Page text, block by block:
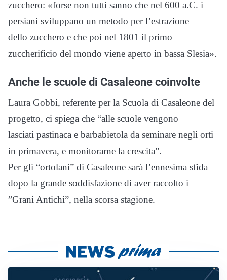
zucchero: «forse non tutti sanno che nel 600 a.C. i
persiani sviluppano un metodo per l’estrazione
dello zucchero e che poi nel 1801 il primo
zuccherificio del mondo viene aperto in bassa Slesia».
Anche le scuole di Casaleone coinvolte
Laura Gobbi, referente per la Scuola di Casaleone del
progetto, ci spiega che “alle scuole vengono
lasciati pastinaca e barbabietola da seminare negli orti
in primavera, e monitorarne la crescita”.
Per gli “ortolani” di Casaleone sarà l’ennesima sfida
dopo la grande soddisfazione di aver raccolto i
”Grani Antichi”, nella scorsa stagione.